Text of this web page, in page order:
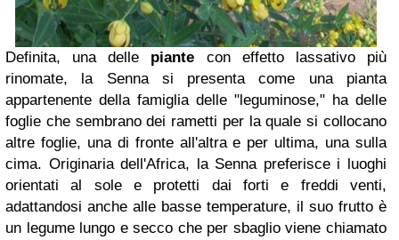
Definita, una delle piante con effetto lassativo più
rinomate, la Senna si presenta come una pianta
appartenente della famiglia delle "leguminose," ha delle
foglie che sembrano dei rametti per la quale si collocano
altre foglie, una di fronte all'altra e per ultima, una sulla
cima. Originaria dell'Africa, la Senna preferisce i luoghi
orientati al sole e protetti dai forti e freddi venti,
adattandosi anche alle basse temperature, il suo frutto è
un legume lungo e secco che per sbaglio viene chiamato